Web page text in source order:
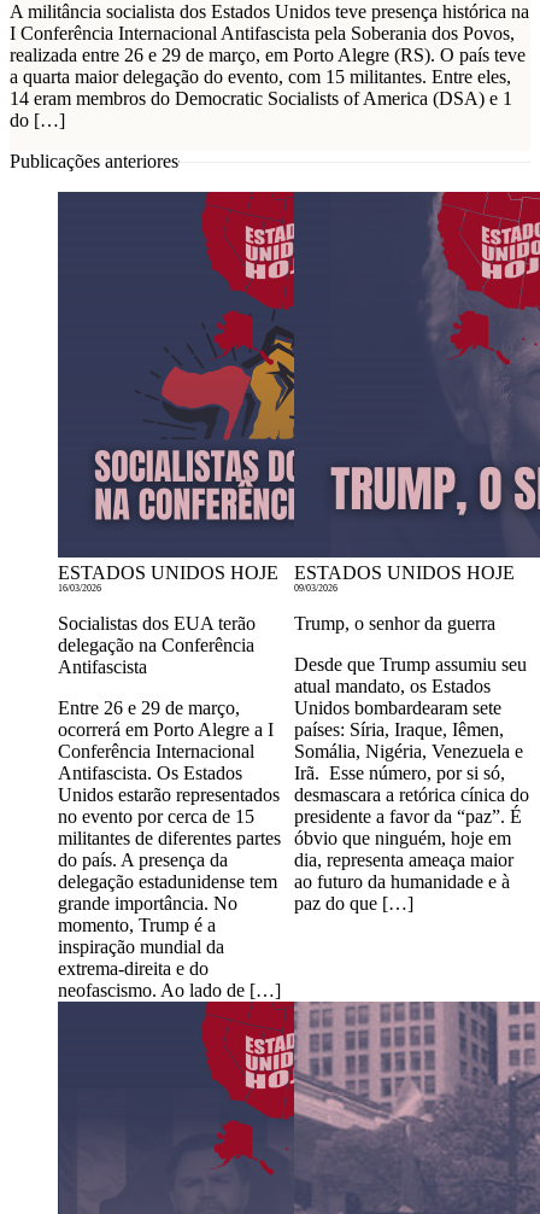
A militância socialista dos Estados Unidos teve presença histórica na
I Conferência Internacional Antifascista pela Soberania dos Povos,
realizada entre 26 e 29 de março, em Porto Alegre (RS). O país teve
a quarta maior delegação do evento, com 15 militantes. Entre eles,
14 eram membros do Democratic Socialists of America (DSA) e 1
do […]
Publicações anteriores
ESTADOS UNIDOS HOJE
16/03/2026
Socialistas dos EUA terão
delegação na Conferência
Antifascista
Entre 26 e 29 de março,
ocorrerá em Porto Alegre a I
Conferência Internacional
Antifascista. Os Estados
Unidos estarão representados
no evento por cerca de 15
militantes de diferentes partes
do país. A presença da
delegação estadunidense tem
grande importância. No
momento, Trump é a
inspiração mundial da
extrema-direita e do
neofascismo. Ao lado de […]
ESTADOS UNIDOS HOJE
09/03/2026
Trump, o senhor da guerra
Desde que Trump assumiu seu
atual mandato, os Estados
Unidos bombardearam sete
países: Síria, Iraque, Iêmen,
Somália, Nigéria, Venezuela e
Irã. Esse número, por si só,
desmascara a retórica cínica do
presidente a favor da “paz”. É
óbvio que ninguém, hoje em
dia, representa ameaça maior
ao futuro da humanidade e à
paz do que […]